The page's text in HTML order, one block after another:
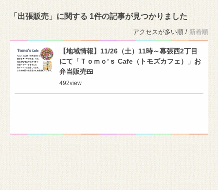
「出張販売」に関する 1件の記事が見つかりました
アクセスが多い順 / 新着順
【地域情報】11/26（土）11時～幕張西2丁目
にて「Ｔｏｍｏ’ｓ Cafe（トモズカフェ）」お
弁当販売🍱
492view